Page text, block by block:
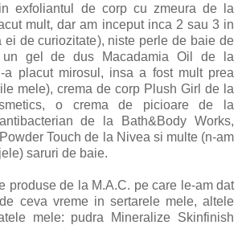
exfoliantul de corp cu zmeura de la
mult, dar am inceput inca 2 sau 3 in
ei de curiozitate), niste perle de baie de
un gel de dus Macadamia Oil de la
a placut mirosul, insa a fost mult prea
mele), crema de corp Plush Girl de la
o crema de picioare de la
de la Bath&Body Works,
Touch de la Nivea si multe (n-am
saruri de baie.
produse de la M.A.C. pe care le-am dat
ceva vreme in sertarele mele, altele
mele: pudra Mineralize Skinfinish